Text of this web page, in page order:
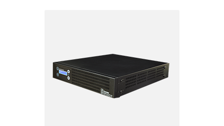
قابلیت کارکردن با ژنراتور
راندمان بالا
یکسال گارانتی و 10 سال تامین قطعات
مناسب شبکه های کامپیوتری متوسط و بزرگ،